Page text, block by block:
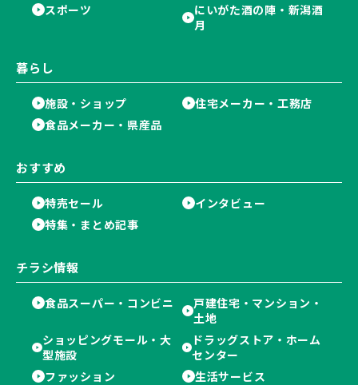
スポーツ
にいがた酒の陣・新潟酒
月
暮らし
施設・ショップ
住宅メーカー・工務店
食品メーカー・県産品
おすすめ
特売セール
インタビュー
特集・まとめ記事
チラシ情報
食品スーパー・コンビニ
戸建住宅・マンション・
土地
ショッピングモール・大
型施設
ドラッグストア・ホーム
センター
ファッション
生活サービス